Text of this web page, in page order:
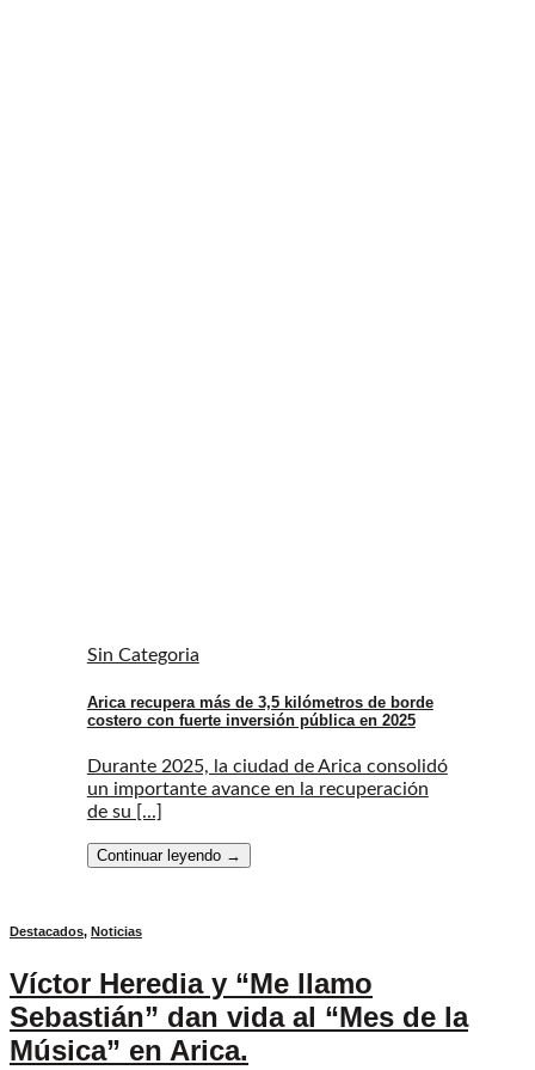
Sin Categoria
Arica recupera más de 3,5 kilómetros de borde
costero con fuerte inversión pública en 2025
Durante 2025, la ciudad de Arica consolidó
un importante avance en la recuperación
de su [...]
Continuar leyendo →
Destacados, Noticias
Víctor Heredia y “Me llamo
Sebastián” dan vida al “Mes de la
Música” en Arica.